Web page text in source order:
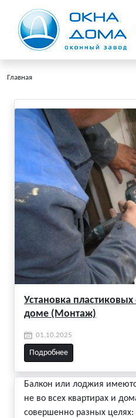
Главная
Установка
доме (Монтаж)
01.10.2025
Подробнее
Балкон или лоджия
не во всех квартирах и
совершенно разных целях: